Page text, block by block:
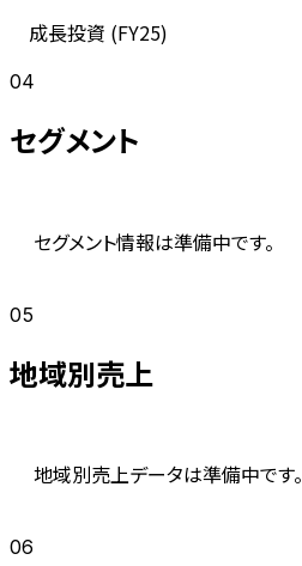
成長投資 (FY25)
04
セグメント
セグメント情報は準備中です。
05
地域別売上
地域別売上データは準備中です。
06